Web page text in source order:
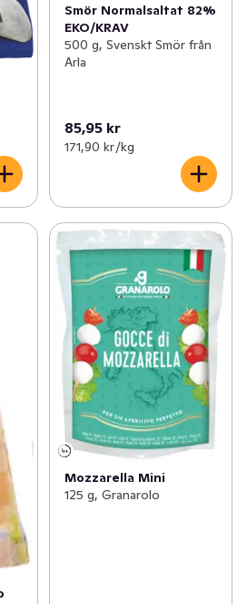
Smör Normalsaltat 82%
EKO/KRAV
500 g, Svenskt Smör från
Arla
85,95 kr
171,90 kr /kg
Mozzarella Mini
125 g, Granarolo